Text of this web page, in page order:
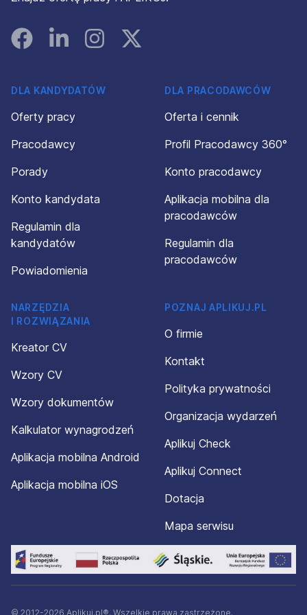
FacebookLinked InInstagramInstagram
DLA KANDYDATÓW
Oferty pracy
Pracodawcy
Porady
Konto kandydata
Regulamin dla
kandydatów
Powiadomienia
DLA PRACODAWCÓW
Oferta i cennik
Profil Pracodawcy 360°
Konto pracodawcy
Aplikacja mobilna dla
pracodawców
Regulamin dla
pracodawców
NARZĘDZIA
I ROZWIĄZANIA
Kreator CV
Wzory CV
Wzory dokumentów
Kalkulator wynagrodzeń
Aplikacja mobilna Android
Aplikacja mobilna iOS
POZNAJ APLIKUJ.PL
O firmie
Kontakt
Polityka prywatności
Organizacja wydarzeń
Aplikuj Check
Aplikuj Connect
Dotacja
Mapa serwisu
© 2012-2026 Aplikuj.pl®. Wszelkie prawa zastrzeżone.